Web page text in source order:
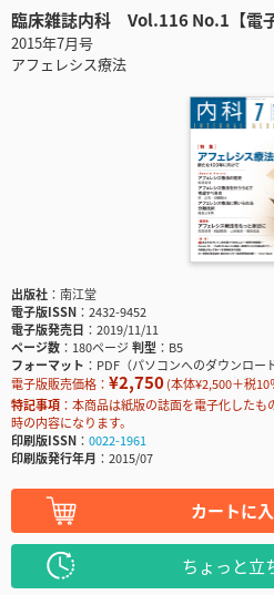
臨床雑誌内科 Vol.116 No.1【電子
2015年7月号
アフェレシス療法
出版社
南江堂
電子版ISSN
2432-9452
電子版発売日
2019/11/11
ページ数
180ページ判型
B5
フォーマット
PDF（パソコンへのダウンロー
電子版販売価格： ¥2,750(本体¥2,500＋税10
特記事項
本商品は紙版の誌面を電子化した
時の内容になります。
印刷版ISSN
0022-1961
印刷版発行年月
2015/07
カートに
ちょっと立